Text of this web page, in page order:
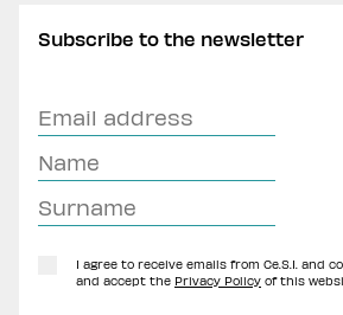
Subscribe to the newsletter
I agree to receive emails from Ce.S.I. and
and accept the Privacy Policy of this